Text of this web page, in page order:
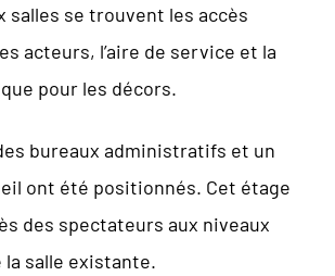
salles se trouvent les accès
acteurs, l’aire de service et la
pour les décors.
bureaux administratifs et un
ont été positionnés. Cet étage
des spectateurs aux niveaux
salle existante.